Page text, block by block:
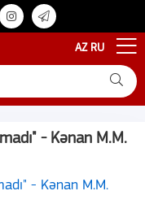
AZ RU
- Kənan M.M.